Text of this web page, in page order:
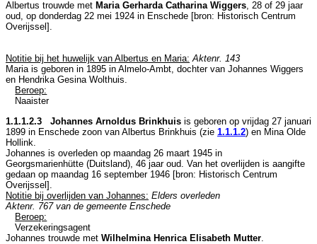
Albertus trouwde met Maria Gerharda Catharina Wiggers, 28 of 29 jaar
oud, op donderdag 22 mei 1924 in Enschede [bron: Historisch Centrum
Overijssel ].
Notitie bij het huwelijk van Albertus en Maria: Aktenr. 143
Maria is geboren in 1895 in Almelo-Ambt, dochter van Johannes Wiggers
en Hendrika Gesina Wolthuis.
Beroep:
Naaister
1.1.1.2.3 Johannes Arnoldus Brinkhuis is geboren op vrijdag 27 januari
1899 in Enschede zoon van Albertus Brinkhuis (zie 1.1.1.2) en Mina Olde
Hollink.
Johannes is overleden op maandag 26 maart 1945 in
Georgsmarienhütte (Duitsland) , 46 jaar oud. Van het overlijden is aangifte
gedaan op maandag 16 september 1946 [bron: Historisch Centrum
Overijssel].
Notitie bij overlijden van Johannes: Elders overleden
Aktenr. 767 van de gemeente Enschede
Beroep:
Verzekeringsagent
Johannes trouwde met Wilhelmina Henrica Elisabeth Mutter